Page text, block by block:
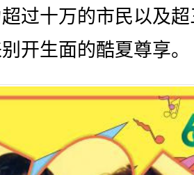
过十万的市民以及
开生面的酷夏尊享。